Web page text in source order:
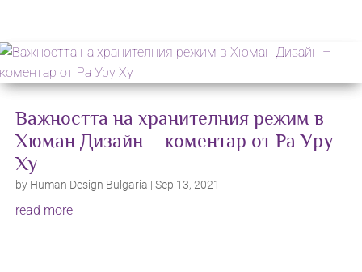
Важността на хранителния режим в
Хюман Дизайн – коментар от Ра Уру
Ху
by Human Design Bulgaria | Sep 13, 2021
read more